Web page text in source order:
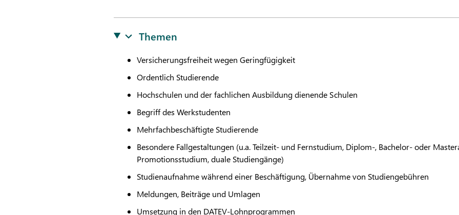
Themen
Versicherungsfreiheit wegen Geringfügigkeit
Ordentlich Studierende
Hochschulen und der fachlichen Ausbildung dienende Schulen
Begriff des Werkstudenten
Mehrfachbeschäftigte Studierende
Besondere Fallgestaltungen (u.a. Teilzeit- und Fernstudium, Diplom-, Bachelor- oder
Promotionsstudium, duale Studiengänge)
Studienaufnahme während einer Beschäftigung, Übernahme von Studiengebühren
Meldungen, Beiträge und Umlagen
Umsetzung in den DATEV-Lohnprogrammen